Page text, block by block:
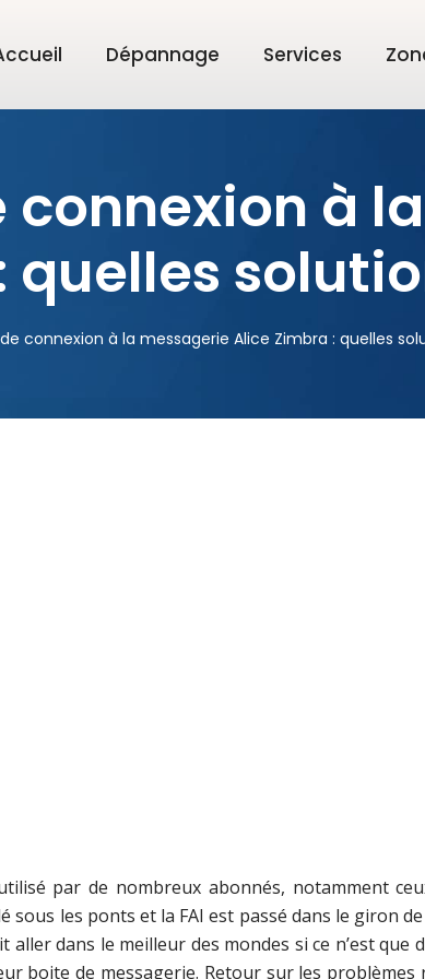
Dépannage Services
connexion à
connexion à la messagerie Alice Zimbra : quelles
par de nombreux abonnés, notamment
sous les ponts et la FAI est passé dans le giron
dans le meilleur des mondes si ce n’est que
boite de messagerie. Retour sur les